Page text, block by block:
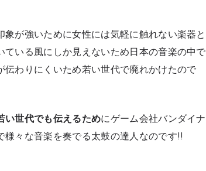
が強いために女性には気軽に触れない楽器と
いる風にしか見えないため日本の音楽の中で
わりにくいため若い世代で廃れかけたので
い世代でも伝えるためにゲーム会社バンダイナ
々な音楽を奏でる太鼓の達人なのです!!